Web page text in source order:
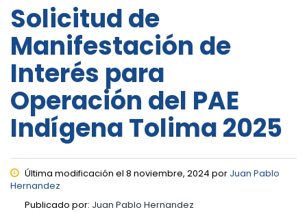
Solicitud de
Manifestación de
Interés para
Operación del PAE
Indígena Tolima 2025
Última modificación el 8 noviembre, 2024 por Juan Pablo
Hernandez
Publicado por: Juan Pablo Hernandez